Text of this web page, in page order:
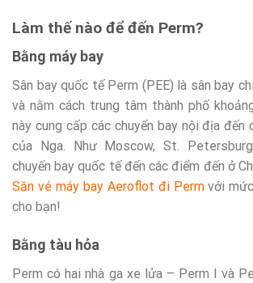
Làm thế nào để đến Perm?
Bằng máy bay
Sân bay quốc tế Perm (PEE) là sân bay
và nằm cách trung tâm thành phố
này cung cấp các chuyến bay nội địa đến
của Nga. Như Moscow, St.
chuyến bay quốc tế đến các điểm đến ở
Săn vé máy bay Aeroflot đi Permvới
cho bạn!
Bằng tàu hỏa
Perm có hai nhà ga xe lửa – Perm I và